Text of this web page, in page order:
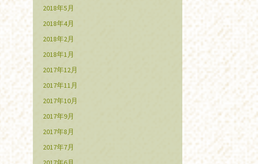
2018年5月
2018年4月
2018年2月
2018年1月
2017年12月
2017年11月
2017年10月
2017年9月
2017年8月
2017年7月